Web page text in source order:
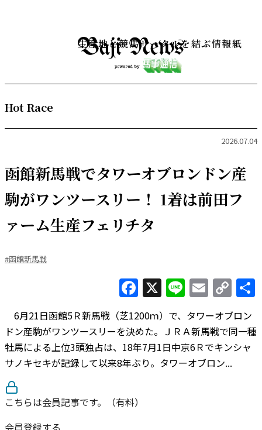
生産地と競馬サークルを結ぶ情報紙
Hot Race
2026.07.04
函館新馬戦でタワーオブロンドン産
駒がワンツースリー！ 1着は前田フ
ァーム生産フェリチタ
#函館新馬戦
Facebook
X LineEmail
6月21日函館5Ｒ新馬戦（芝1200ｍ）で、タワーオブロン
ドン産駒がワンツースリーを決めた。ＪＲＡ新馬戦で同一種
牡馬による上位3頭独占は、18年7月1日中京6Ｒでキンシャ
サノキセキが記録して以来8年ぶり。タワーオブロン...
こちらは会員記事です。（有料）
会員登録する